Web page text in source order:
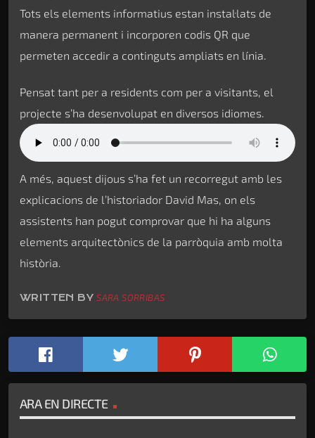
Tots els elements informatius estan instal·lats de
manera permanent i incorporen codis QR que
permeten accedir a continguts ampliats en línia.
Pensat tant per a residents com per a visitants, el
projecte s’ha desenvolupat en diversos idiomes.
A més, aquest dijous s’ha fet un recorregut amb les
explicacions de l’historiador David Mas, on els
assistents han pogut comprovar que hi ha alguns
elements arquitectònics de la parròquia amb molta
història.
WRITTEN BY SARA SORRIBAS
ARA EN DIRECTE